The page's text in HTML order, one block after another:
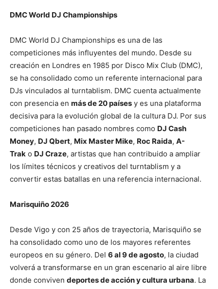
DMC World DJ Championships
DMC World DJ Championships es una de las
competiciones más influyentes del mundo. Desde su
creación en Londres en 1985 por Disco Mix Club (DMC),
se ha consolidado como un referente internacional para
DJs vinculados al turntablism. DMC cuenta actualmente
con presencia en más de 20 países y es una plataforma
decisiva para la evolución global de la cultura DJ. Por sus
competiciones han pasado nombres como DJ Cash
Money, DJ Qbert, Mix Master Mike, Roc Raida, A-
Trak o DJ Craze, artistas que han contribuido a ampliar
los límites técnicos y creativos del turntablism y a
convertir estas batallas en una referencia internacional.
Marisquiño 2026
Desde Vigo y con 25 años de trayectoria, Marisquiño se
ha consolidado como uno de los mayores referentes
europeos en su género. Del 6 al 9 de agosto, la ciudad
volverá a transformarse en un gran escenario al aire libre
donde conviven deportes de acción y cultura urbana. La